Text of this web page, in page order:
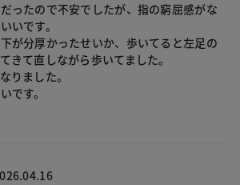
ったので不安でしたが、指の窮屈感がな
いです。
が分厚かったせいか、歩いてると左足の
きて直しながら歩いてました。
りました。
です。